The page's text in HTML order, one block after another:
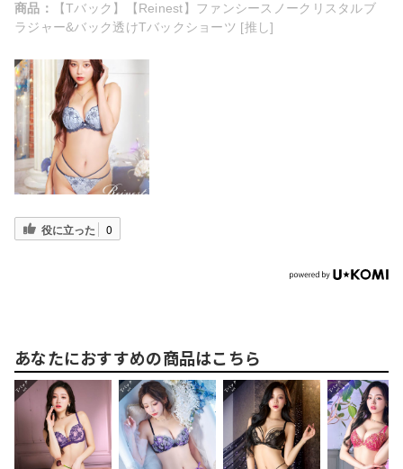
商品：
【Tバック】【Reinest】ファンシースノークリスタルブ
ラジャー&バック透けTバックショーツ [推し]
役に立った 0
あなたにおすすめの商品はこちら